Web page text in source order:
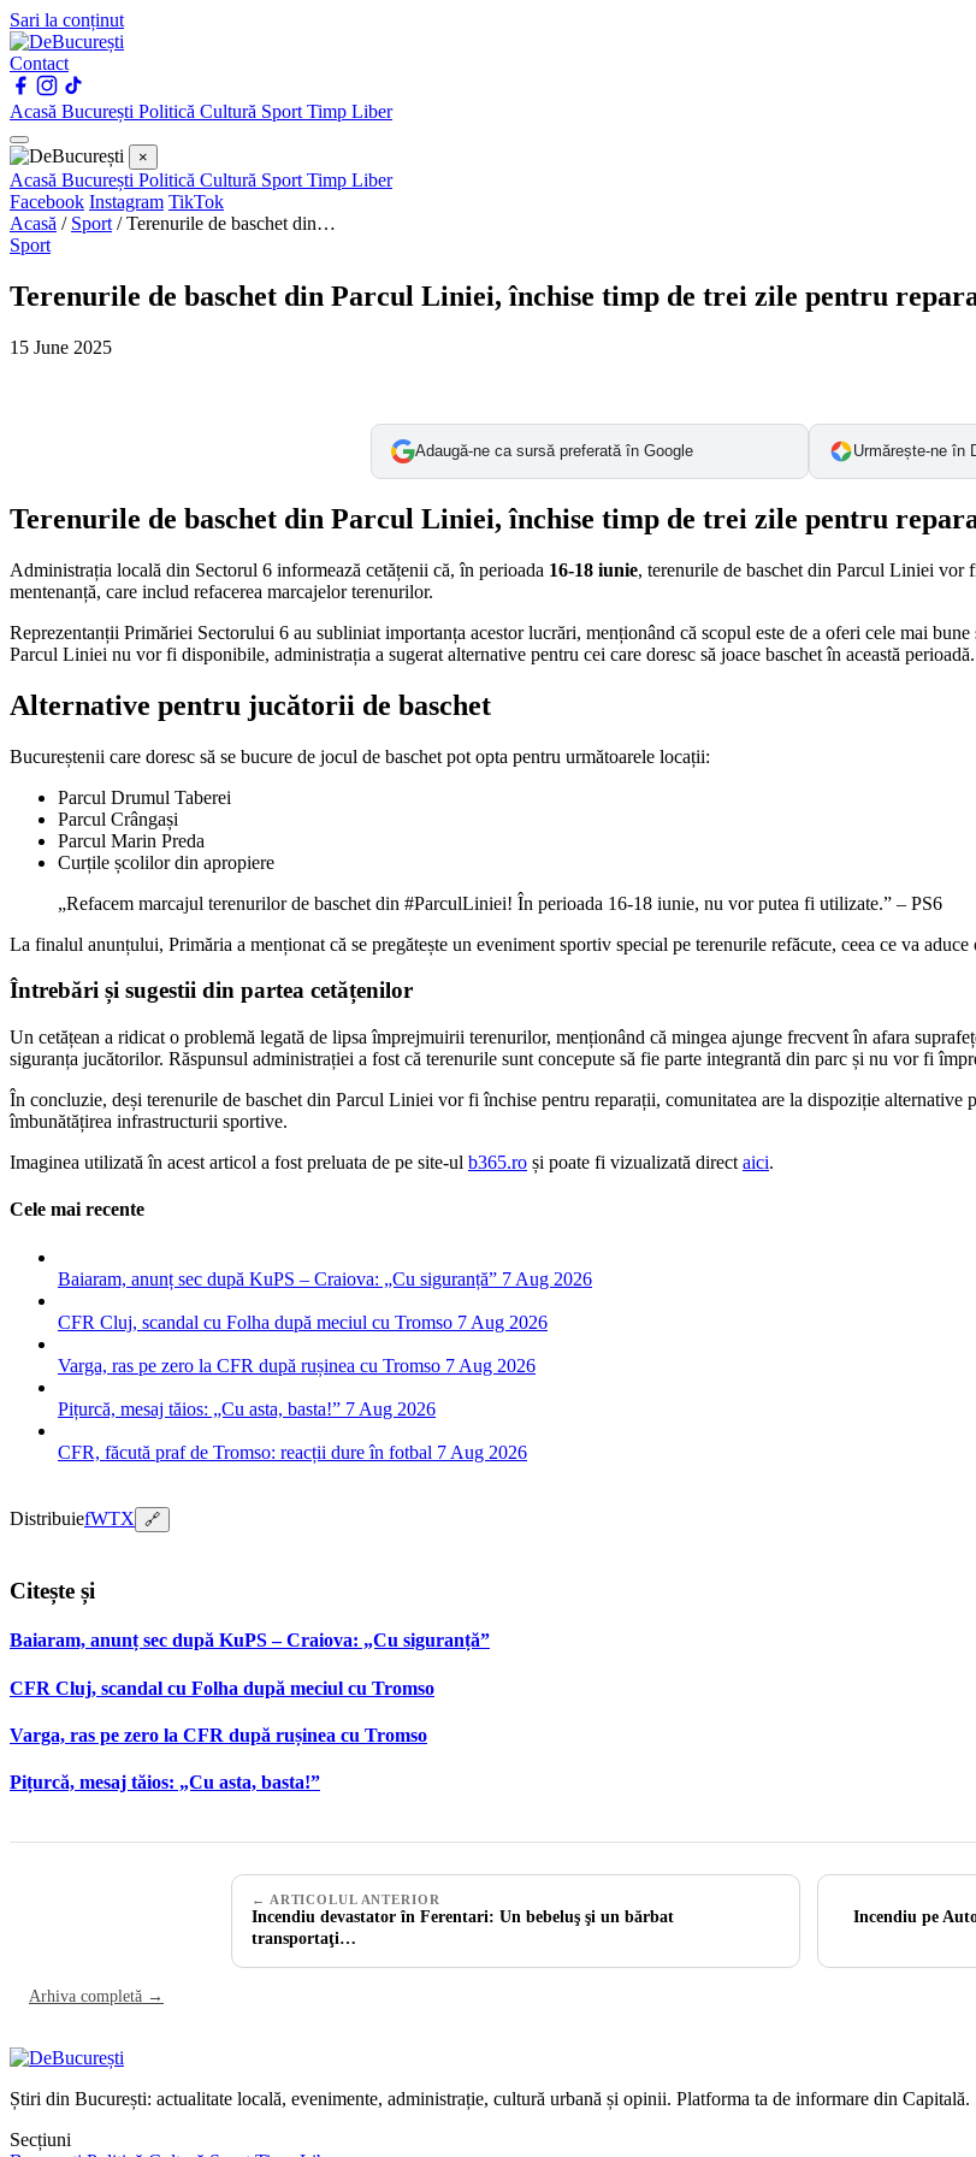
Sari la conținut
Contact
Acasă București Politică Cultură Sport Timp Liber
×
Acasă București Politică Cultură Sport Timp Liber
Facebook Instagram TikTok
Acasă / Sport /Terenurile de baschet din…
Sport
Terenurile de baschet din Parcul Liniei, închise timp de trei zile pentru
15 June 2025
Adaugă-ne ca sursă preferată în Google Urmărește-ne în
Terenurile de baschet din Parcul Liniei, închise timp de trei zile pentru
Administrația locală din Sectorul 6 informează cetățenii că, în perioada 16-18 iunie, terenurile de baschet din Parcul Liniei vor
mentenanță, care includ refacerea marcajelor terenurilor.
Reprezentanții Primăriei Sectorului 6 au subliniat importanța acestor lucrări, menționând că scopul este de a oferi cele mai
Parcul Liniei nu vor fi disponibile, administrația a sugerat alternative pentru cei care doresc să joace baschet în această perioadă.
Alternative pentru jucătorii de baschet
Bucureștenii care doresc să se bucure de jocul de baschet pot opta pentru următoarele locații:
Parcul Drumul Taberei
Parcul Crângași
Parcul Marin Preda
Curțile școlilor din apropiere
„Refacem marcajul terenurilor de baschet din #ParculLiniei! În perioada 16-18 iunie, nu vor putea fi utilizate.” – PS6
La finalul anunțului, Primăria a menționat că se pregătește un eveniment sportiv special pe terenurile refăcute, ceea ce va
Întrebări și sugestii din partea cetățenilor
Un cetățean a ridicat o problemă legată de lipsa împrejmuirii terenurilor, menționând că mingea ajunge frecvent în afara
siguranța jucătorilor. Răspunsul administrației a fost că terenurile sunt concepute să fie parte integrantă din parc și nu vor fi
În concluzie, deși terenurile de baschet din Parcul Liniei vor fi închise pentru reparații, comunitatea are la dispoziție alternative
îmbunătățirea infrastructurii sportive.
Imaginea utilizată în acest articol a fost preluata de pe site-ul b365.ro și poate fi vizualizată direct aici.
Cele mai recente
Baiaram, anunț sec după KuPS – Craiova: „Cu siguranță” 7 Aug 2026
CFR Cluj, scandal cu Folha după meciul cu Tromso 7 Aug 2026
Varga, ras pe zero la CFR după rușinea cu Tromso 7 Aug 2026
Pițurcă, mesaj tăios: „Cu asta, basta!” 7 Aug 2026
CFR, făcută praf de Tromso: reacții dure în fotbal 7 Aug 2026
DistribuiefWTX 🔗
Citește și
Baiaram, anunț sec după KuPS – Craiova: „Cu siguranță”
CFR Cluj, scandal cu Folha după meciul cu Tromso
Varga, ras pe zero la CFR după rușinea cu Tromso
Pițurcă, mesaj tăios: „Cu asta, basta!”
← ARTICOLUL ANTERIOR
Incendiu devastator în Ferentari: Un bebeluş şi un bărbat
transportaţi…
Incendiu pe
Arhiva completă →
Știri din București: actualitate locală, evenimente, administrație, cultură urbană și opinii. Platforma ta de informare din Capitală.
Secțiuni